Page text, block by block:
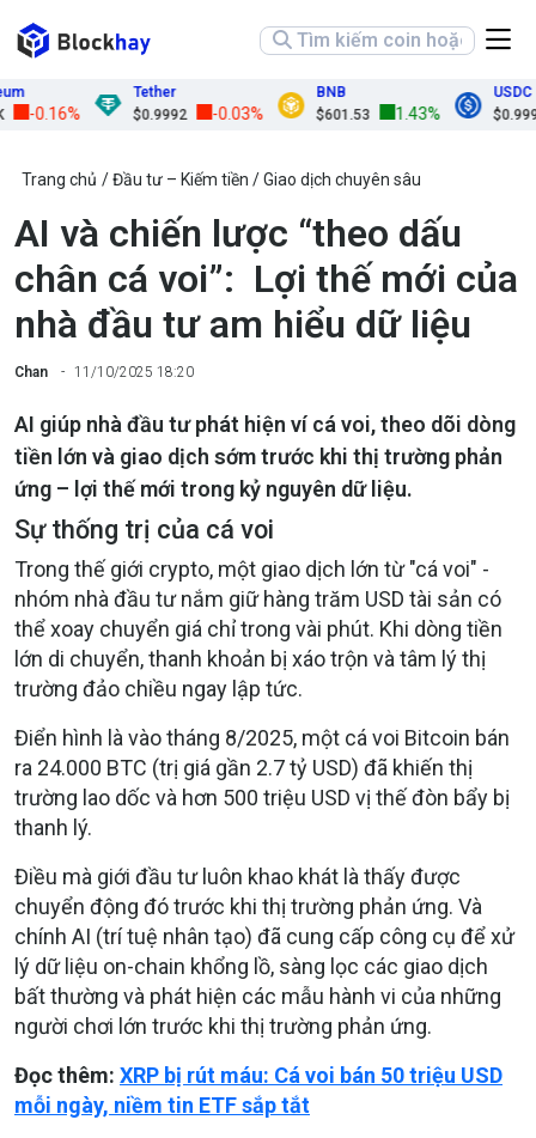
-0.16%
Tether
$0.9992
-0.03%
BNB
$601.53
1.43%
USDC
$0.9998
Trang chủ Đầu tư – Kiếm tiền Giao dịch chuyên sâu
AI và chiến lược “theo dấu
chân cá voi”: Lợi thế mới của
nhà đầu tư am hiểu dữ liệu
Chan 11/10/2025 18:20
AI giúp nhà đầu tư phát hiện ví cá voi, theo dõi dòng
tiền lớn và giao dịch sớm trước khi thị trường phản
ứng – lợi thế mới trong kỷ nguyên dữ liệu.
Sự thống trị của cá voi
Trong thế giới crypto, một giao dịch lớn từ"cá voi" -
nhóm nhà đầu tư nắm giữ hàng trăm USD tài sản có
thể xoay chuyển giá chỉ trong vài phút. Khi dòng tiền
lớn di chuyển, thanh khoản bị xáo trộn và tâm lý thị
trường đảo chiều ngay lập tức.
Điển hình là vào tháng 8/2025, một cá voi Bitcoin bán
ra 24.000 BTC (trị giá gần 2.7 tỷ USD) đã khiến thị
trường lao dốc và hơn 500 triệu USD vị thế đòn bẩy bị
thanh lý.
Điều mà giới đầu tư luôn khao khát là thấy được
chuyển động đó trước khi thị trường phản ứng. Và
chính AI (trí tuệ nhân tạo) đã cung cấp công cụ để xử
lý dữ liệu on-chain khổng lồ, sàng lọc các giao dịch
bất thường và phát hiện các mẫu hành vi của những
người chơi lớn trước khi thị trường phản ứng.
Đọc thêm: XRP bị rút máu: Cá voi bán 50 triệu USD
mỗi ngày, niềm tin ETF sắp tắt